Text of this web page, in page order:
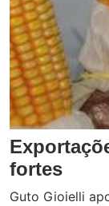
fortes
Guto Gioielli